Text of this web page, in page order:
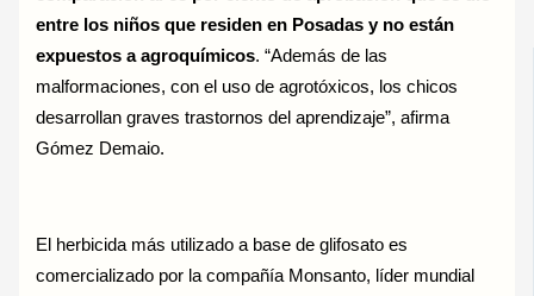
entre los niños que residen en Posadas y no están
expuestos a agroquímicos. “Además de las
malformaciones, con el uso de agrotóxicos, los chicos
desarrollan graves trastornos del aprendizaje”, afirma
Gómez Demaio.
El herbicida más utilizado a base de glifosato es
comercializado por la compañía Monsanto, líder mundial